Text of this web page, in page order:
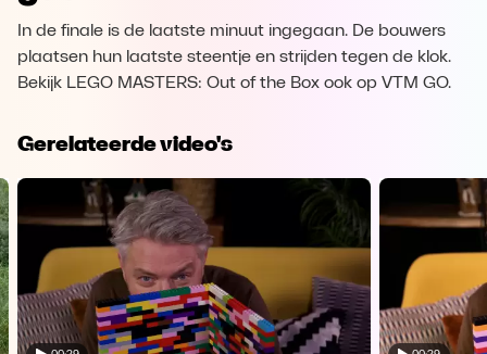
In de finale is de laatste minuut ingegaan. De bouwers
plaatsen hun laatste steentje en strijden tegen de klok.
Bekijk LEGO MASTERS: Out of the Box ook op VTM GO.
Gerelateerde video's